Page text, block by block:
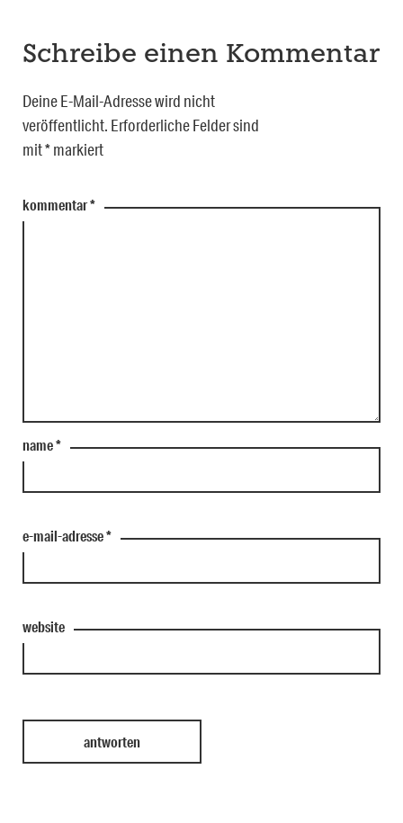
Schreibe einen Kommentar
Deine E-Mail-Adresse wird nicht
veröffentlicht. Erforderliche Felder sind
mit*markiert
kommentar*
name*
e-mail-adresse*
website